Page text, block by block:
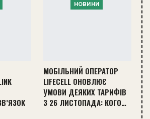
НОВИНИ
МОБІЛЬНИЙ ОПЕРАТОР
LIFECELL ОНОВЛЮЄ
УМОВИ ДЕЯКИХ ТАРИФІВ
З 26 ЛИСТОПАДА: КОГО…